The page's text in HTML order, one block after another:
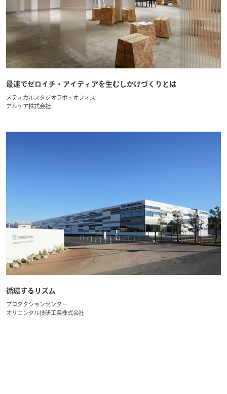
最速でゼロイチ・アイディアを生むしかけづくりとは
メディカルスタジオラボ・オフィス
アルケア株式会社
循環するリズム
プロダクションセンター
オリエンタル技研工業株式会社